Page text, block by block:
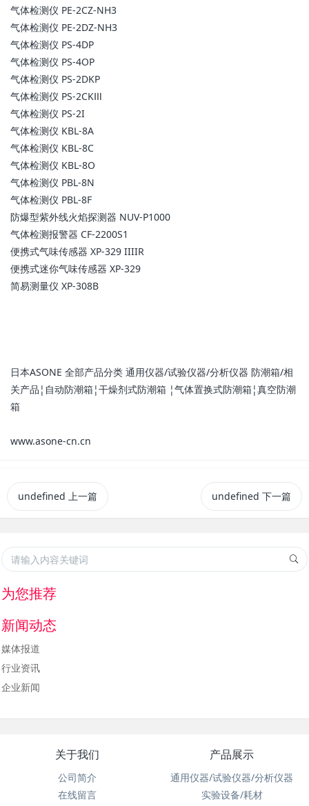
气体检测仪 PE-2CZ-NH3
气体检测仪 PE-2DZ-NH3
气体检测仪 PS-4DP
气体检测仪 PS-4OP
气体检测仪 PS-2DKP
气体检测仪 PS-2CKⅢ
气体检测仪 PS-2I
气体检测仪 KBL-8A
气体检测仪 KBL-8C
气体检测仪 KBL-8O
气体检测仪 PBL-8N
气体检测仪 PBL-8F
防爆型紫外线火焰探测器 NUV-P1000
气体检测报警器 CF-2200S1
便携式气味传感器 XP-329 IIIIR
便携式迷你气味传感器 XP-329
简易测量仪 XP-308B
日本ASONE 全部产品分类 通用仪器/试验仪器/分析仪器 防潮箱/相
关产品¦自动防潮箱¦干燥剂式防潮箱 ¦气体置换式防潮箱¦真空防潮
箱
www.asone-cn.cn
undefined 上一篇 undefined 下一篇
为您推荐
新闻动态
媒体报道
行业资讯
企业新闻
关于我们
公司简介
在线留言
产品展示
通用仪器/试验仪器/分析仪器
实验设备/耗材